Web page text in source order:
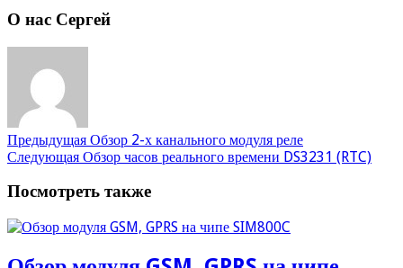
О нас Сергей
Предыдущая Обзор 2-х канального модуля реле
Следующая Обзор часов реального времени DS3231 (RTC)
Посмотреть также